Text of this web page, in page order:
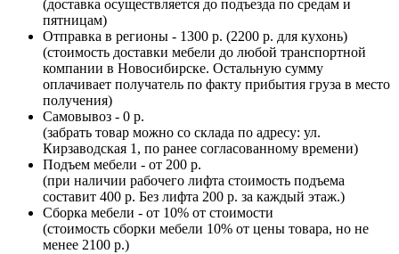
(доставка осуществляется до подъезда по средам и
пятницам)
Отправка в регионы - 1300 р. (2200 р. для кухонь)
(стоимость доставки мебели до любой транспортной
компании в Новосибирске. Остальную сумму
оплачивает получатель по факту прибытия груза в место
получения)
Самовывоз - 0 р.
(забрать товар можно со склада по адресу: ул.
Кирзаводская 1, по ранее согласованному времени)
Подъем мебели - от 200 р.
(при наличии рабочего лифта стоимость подъема
составит 400 р. Без лифта 200 р. за каждый этаж.)
Сборка мебели - от 10% от стоимости
(стоимость сборки мебели 10% от цены товара, но не
менее 2100 р.)